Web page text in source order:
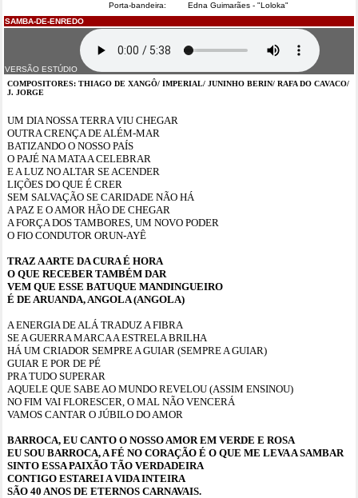
Porta-bandeira:
Edna Guimarães - "Loloka"
SAMBA-DE-ENREDO
VERSÃO ESTÚDIO
COMPOSITORES: THIAGO DE XANGÔ/ IMPERIAL/ JUNINHO BERIN/ RAFA DO CAVACO/
J. JORGE
UM DIA NOSSA TERRA VIU CHEGAR
OUTRA CRENÇA DE ALÉM-MAR
BATIZANDO O NOSSO PAÍS
O PAJÉ NA MATA A CELEBRAR
E A LUZ NO ALTAR SE ACENDER
LIÇÕES DO QUE É CRER
SEM SALVAÇÃO SE CARIDADE NÃO HÁ
A PAZ E O AMOR HÃO DE CHEGAR
A FORÇA DOS TAMBORES, UM NOVO PODER
O FIO CONDUTOR ORUN-AYÊ
TRAZ A ARTE DA CURA É HORA
O QUE RECEBER TAMBÉM DAR
VEM QUE ESSE BATUQUE MANDINGUEIRO
É DE ARUANDA, ANGOLA (ANGOLA)
A ENERGIA DE ALÁ TRADUZ A FIBRA
SE A GUERRA MARCA A ESTRELA BRILHA
HÁ UM CRIADOR SEMPRE A GUIAR (SEMPRE A GUIAR)
GUIAR E POR DE PÉ
PRA TUDO SUPERAR
AQUELE QUE SABE AO MUNDO REVELOU (ASSIM ENSINOU)
NO FIM VAI FLORESCER, O MAL NÃO VENCERÁ
VAMOS CANTAR O JÚBILO DO AMOR
BARROCA, EU CANTO O NOSSO AMOR EM VERDE E ROSA
EU SOU BARROCA, A FÉ NO CORAÇÃO É O QUE ME LEVA A SAMBAR
SINTO ESSA PAIXÃO TÃO VERDADEIRA
CONTIGO ESTAREI A VIDA INTEIRA
SÃO 40 ANOS DE ETERNOS CARNAVAIS.